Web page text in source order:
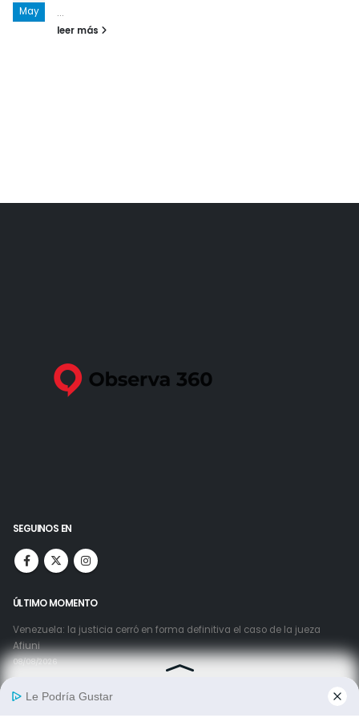
May ...
leer más
SEGUINOS EN
ÚLTIMO MOMENTO
Venezuela: la justicia cerró en forma definitiva el caso de la jueza
Afiuni
08/08/2026